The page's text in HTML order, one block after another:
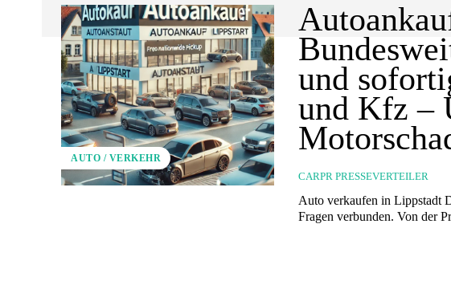
AUTO / VERKEHR
und
und Kfz –
CARPR PRESSEVERTEILER
Auto verkaufen in Lippstadt
Fragen verbunden. Von der